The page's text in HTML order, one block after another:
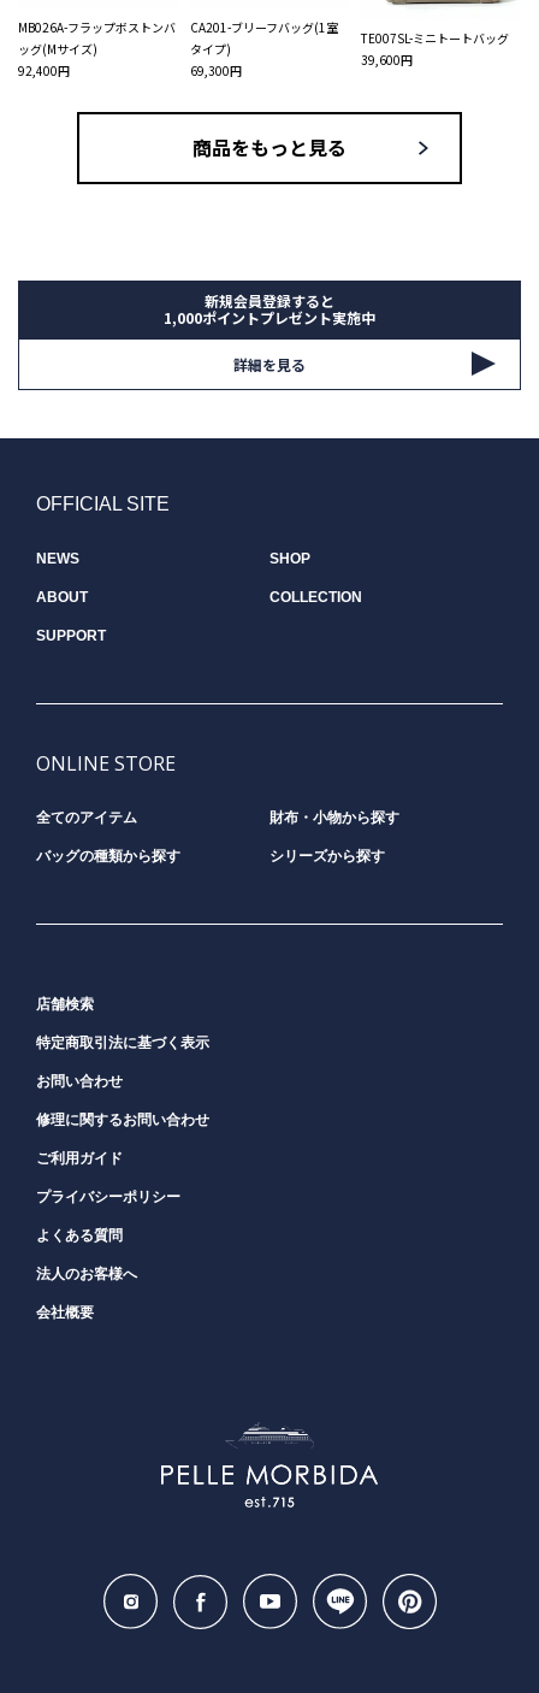
MB026A-フラップボストンバ
ッグ(Mサイズ)
92,400円
CA201-ブリーフバッグ(1室
タイプ)
69,300円
TE007SL-ミニトートバッグ
39,600円
商品をもっと見る
新規会員登録すると
1,000ポイントプレゼント実施中
詳細を見る
OFFICIAL SITE
NEWS SHOP
ABOUT COLLECTION
SUPPORT
ONLINE STORE
全てのアイテム 財布・小物から探す
バッグの種類から探す シリーズから探す
店舗検索
特定商取引法に基づく表示
お問い合わせ
修理に関するお問い合わせ
ご利用ガイド
プライバシーポリシー
よくある質問
法人のお客様へ
会社概要